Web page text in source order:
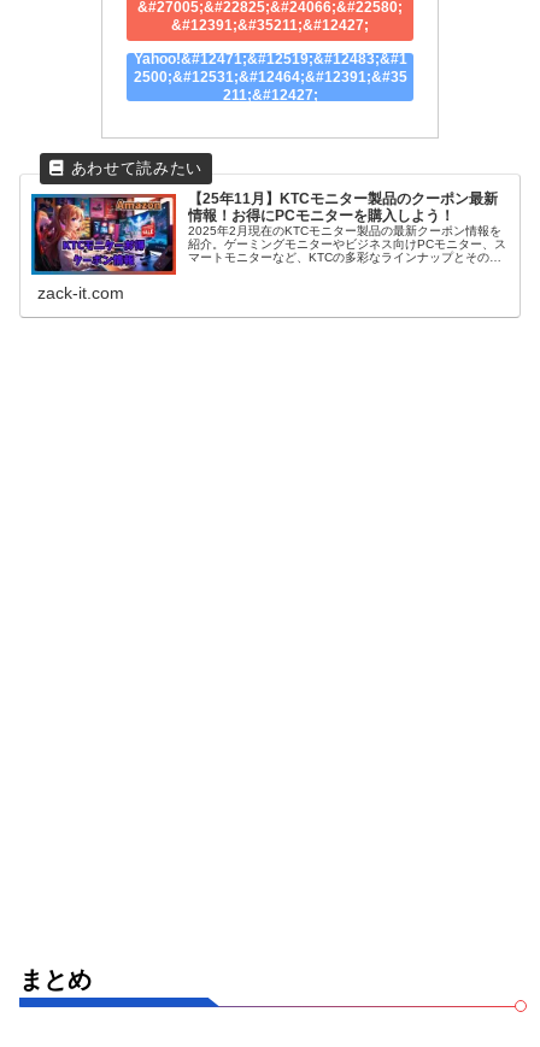
&#27005;&#22825;&#24066;&#22580;
&#12391;&#35211;&#12427;
Yahoo!&#12471;&#12519;&#12483;&#1
2500;&#12531;&#12464;&#12391;&#35
211;&#12427;
【25年11月】KTCモニター製品のクーポン最新
情報！お得にPCモニターを購入しよう！
2025年2月現在のKTCモニター製品の最新クーポン情報を
紹介。ゲーミングモニターやビジネス向けPCモニター、ス
マートモニターなど、KTCの多彩なラインナップとその特
zack-it.com
まとめ